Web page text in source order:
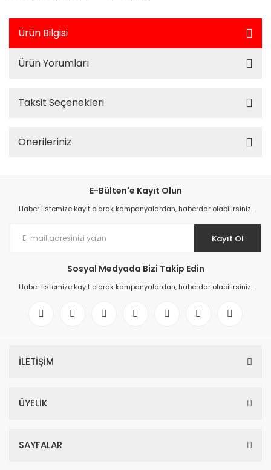
Ürün Bilgisi
Ürün Yorumları
Taksit Seçenekleri
Önerileriniz
E-Bülten'e Kayıt Olun
Haber listemize kayıt olarak kampanyalardan, haberdar olabilirsiniz.
Kayıt Ol
Sosyal Medyada Bizi Takip Edin
Haber listemize kayıt olarak kampanyalardan, haberdar olabilirsiniz.
İLETİŞİM
ÜYELİK
SAYFALAR